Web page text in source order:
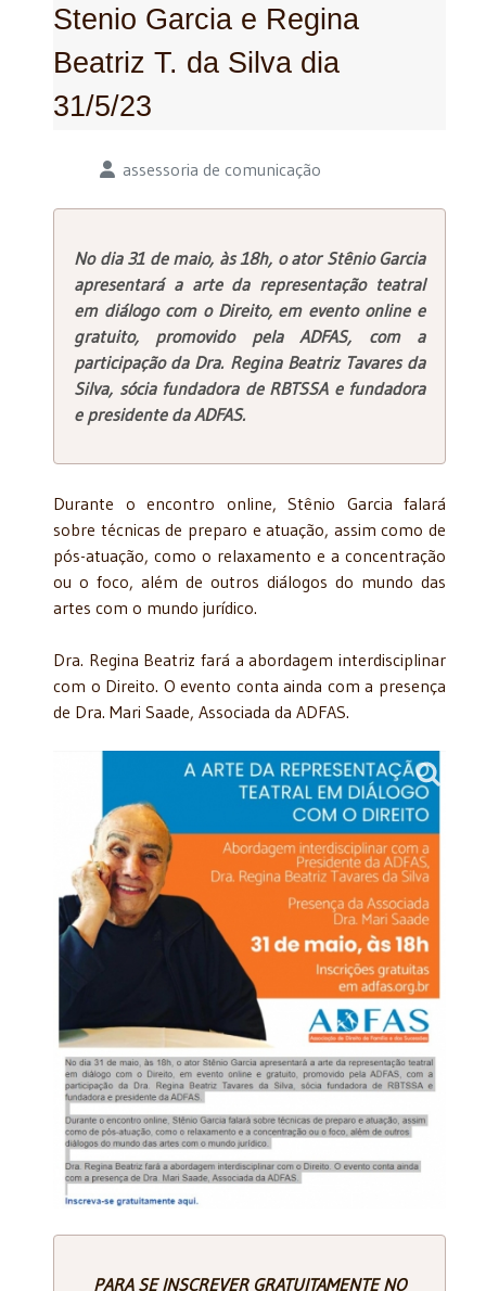
Stenio Garcia e Regina
Beatriz T. da Silva dia
31/5/23
Detalhes assessoria de comunicação
No dia 31 de maio, às 18h, o ator Stênio Garcia
apresentará a arte da representação teatral
em diálogo com o Direito, em evento online e
gratuito, promovido pela ADFAS, com a
participação da Dra. Regina Beatriz Tavares da
Silva, sócia fundadora de RBTSSA e fundadora
e presidente da ADFAS.
Durante o encontro online, Stênio Garcia falará
sobre técnicas de preparo e atuação, assim como de
pós-atuação, como o relaxamento e a concentração
ou o foco, além de outros diálogos do mundo das
artes com o mundo jurídico.
Dra. Regina Beatriz fará a abordagem interdisciplinar
com o Direito. O evento conta ainda com a presença
de Dra. Mari Saade, Associada da ADFAS.
PARA SE INSCREVER GRATUITAMENTE NO